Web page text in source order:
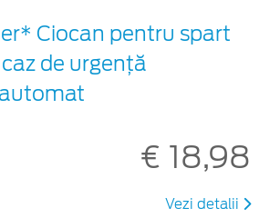
Ciocan pentru spart
de urgenţă
€ 18,98
Vezi detalii